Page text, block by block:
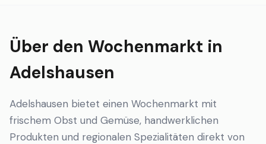
Über den Wochenmarkt in
Adelshausen
Adelshausen bietet einen Wochenmarkt mit
frischem Obst und Gemüse, handwerklichen
Produkten und regionalen Spezialitäten direkt von